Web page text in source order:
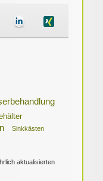
Sinkkästen
aktualisierten